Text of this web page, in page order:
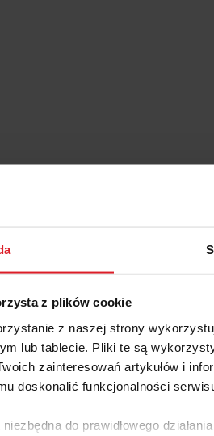
z plików cookie
z naszej strony
lub tablecie. Pliki te są
zainteresowań artykułów i
doskonalić funkcjonalności
do prawidłowego